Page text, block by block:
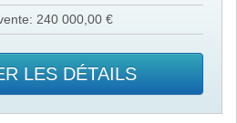
240 000,00 €
LES DÉTAILS